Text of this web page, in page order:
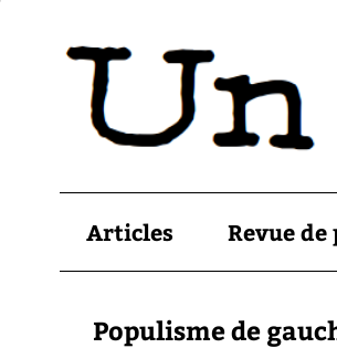
Articles Revue de
Populisme de